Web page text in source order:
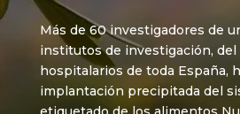
Más de 60 investigadores de
institutos de investigación, del
hospitalarios de toda España,
implantación precipitada del